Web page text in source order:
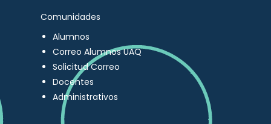
Comunidades
Alumnos
Correo Alumnos UAQ
Solicitud Correo
Docentes
Administrativos